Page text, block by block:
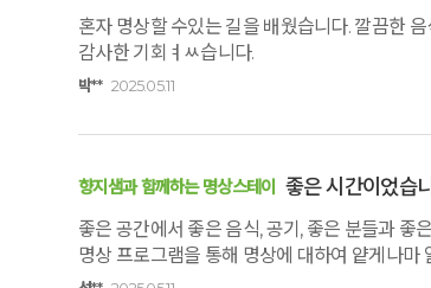
혼자 명상할 수있는 길을 배웠습니다. 깔끔한
감사한 기회ㅕㅆ습니다.
박** 2025.05.11
향지샘과 함께하는 명상스테이 좋은 시간이었습
좋은 공간에서 좋은 음식, 공기, 좋은 분들과 좋
명상 프로그램을 통해 명상에 대하여 얕게나마
아니면 무엇인지 모르더라도 어딘가에서 쉬고